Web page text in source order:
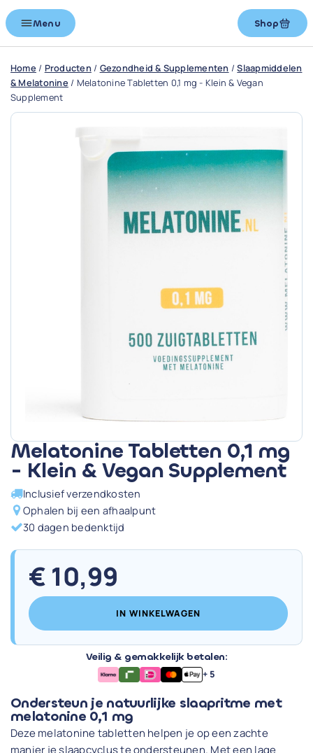
Menu Shop
Home / Producten/ Gezondheid & Supplementen /Slaapmiddelen
& Melatonine / Melatonine Tabletten 0,1 mg - Klein & Vegan
Supplement
Melatonine Tabletten 0,1 mg
- Klein & Vegan Supplement
Inclusief verzendkosten
Ophalen bij een afhaalpunt
30 dagen bedenktijd
€ 10,99
IN WINKELWAGEN
Veilig & gemakkelijk betalen:
+ 5
Ondersteun je natuurlijke slaapritme met
melatonine 0,1 mg
Deze melatonine tabletten helpen je op een zachte
manier je slaapcyclus te ondersteunen. Met een lage